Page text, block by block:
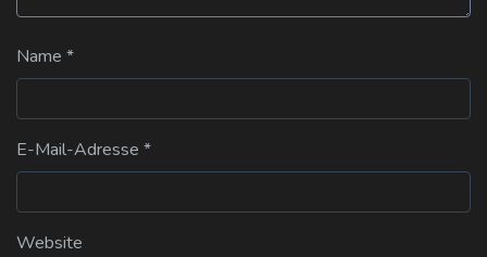
Name *
E-Mail-Adresse *
Website